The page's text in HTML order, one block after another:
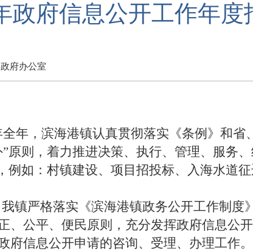
政府信息公开工作年度
府办公室
全年 ，滨海港镇认真贯彻落实《条例》和
”原则，着力推进决策、执行、管理、服务
，例如：村镇建设、 项目招投标、
入海水道
我镇严格落实《滨海港镇政务公开工作制度
、公平、便民原则，充分发挥政府信息公
府信息公开申请的咨询、受理、办理工作